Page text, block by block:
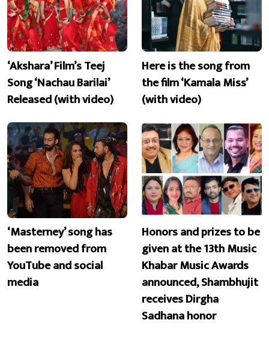
‘Akshara’ Film’s Teej
Song ‘Nachau Barilai’
Released (with video)
Here is the song from
the film ‘Kamala Miss’
(with video)
‘Masterney’ song has
been removed from
YouTube and social
media
Honors and prizes to be
given at the 13th Music
Khabar Music Awards
announced, Shambhujit
receives Dirgha
Sadhana honor